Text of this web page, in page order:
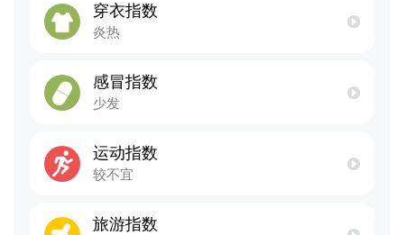
穿衣指数
炎热
感冒指数
少发
运动指数
较不宜
旅游指数